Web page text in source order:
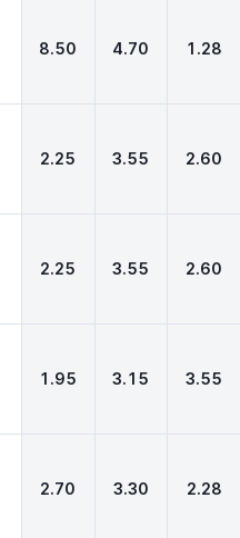
8.50 4.70 1.28
2.25 3.55 2.60
2.25 3.55 2.60
1.95 3.15 3.55
2.70 3.30 2.28